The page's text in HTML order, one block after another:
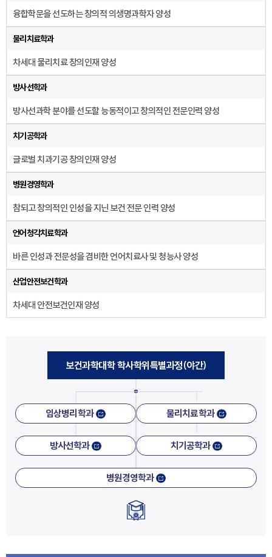
융합학문을 선도하는 창의적 의생명과학자 양성
물리치료학과
차세대 물리치료 창의인재 양성
방사선학과
방사선과학 분야를 선도할 능동적이고 창의적인 전문인력 양성
치기공학과
글로벌 치과기공 창의인재 양성
병원경영학과
참되고 창의적인 인성을 지닌 보건 전문 인력 양성
언어청각치료학과
바른 인성과 전문성을 겸비한 언어치료사 및 청능사 양성
산업안전보건학과
차세대 안전보건인재 양성
보건과학대학 학사학위특별과정(야간)
임상병리학과 물리치료학과
방사선학과 치기공학과
병원경영학과